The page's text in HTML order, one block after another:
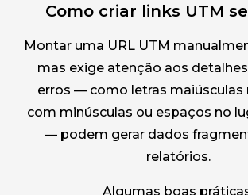
Como criar links UTM
Montar uma URL UTM
mas exige atenção aos
erros — como letras maiúsculas
com minúsculas ou espaços no
— podem gerar dados
relatórios.
Algumas boas